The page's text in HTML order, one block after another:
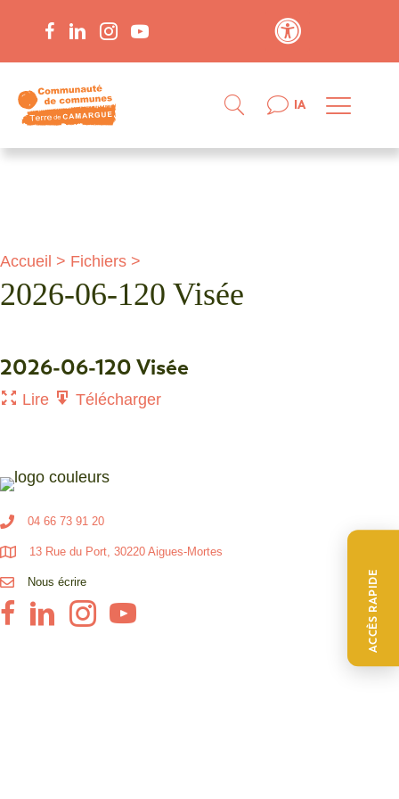
ACCÈS RAPIDE
IA
Accueil > Fichiers >
2026-06-120 Visée
2026-06-120 Visée
Lire Télécharger
04 66 73 91 20
13 Rue du Port, 30220 Aigues-Mortes
Nous écrire